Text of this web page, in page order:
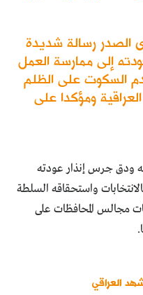
الصدر رسالة شديدة
إلى ممارسة العمل
السكوت على الظلم
ومؤكدا على
ودق جرس إنذار عودته
واستحقاقه السلطة
مجالس المحافظات على
العراقي